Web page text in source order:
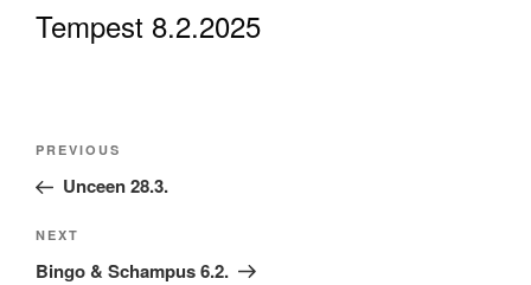
Tempest 8.2.2025
Beitragsnavigation
Previous
Post
PREVIOUS
Unceen 28.3.
Next
Post
NEXT
Bingo & Schampus 6.2.